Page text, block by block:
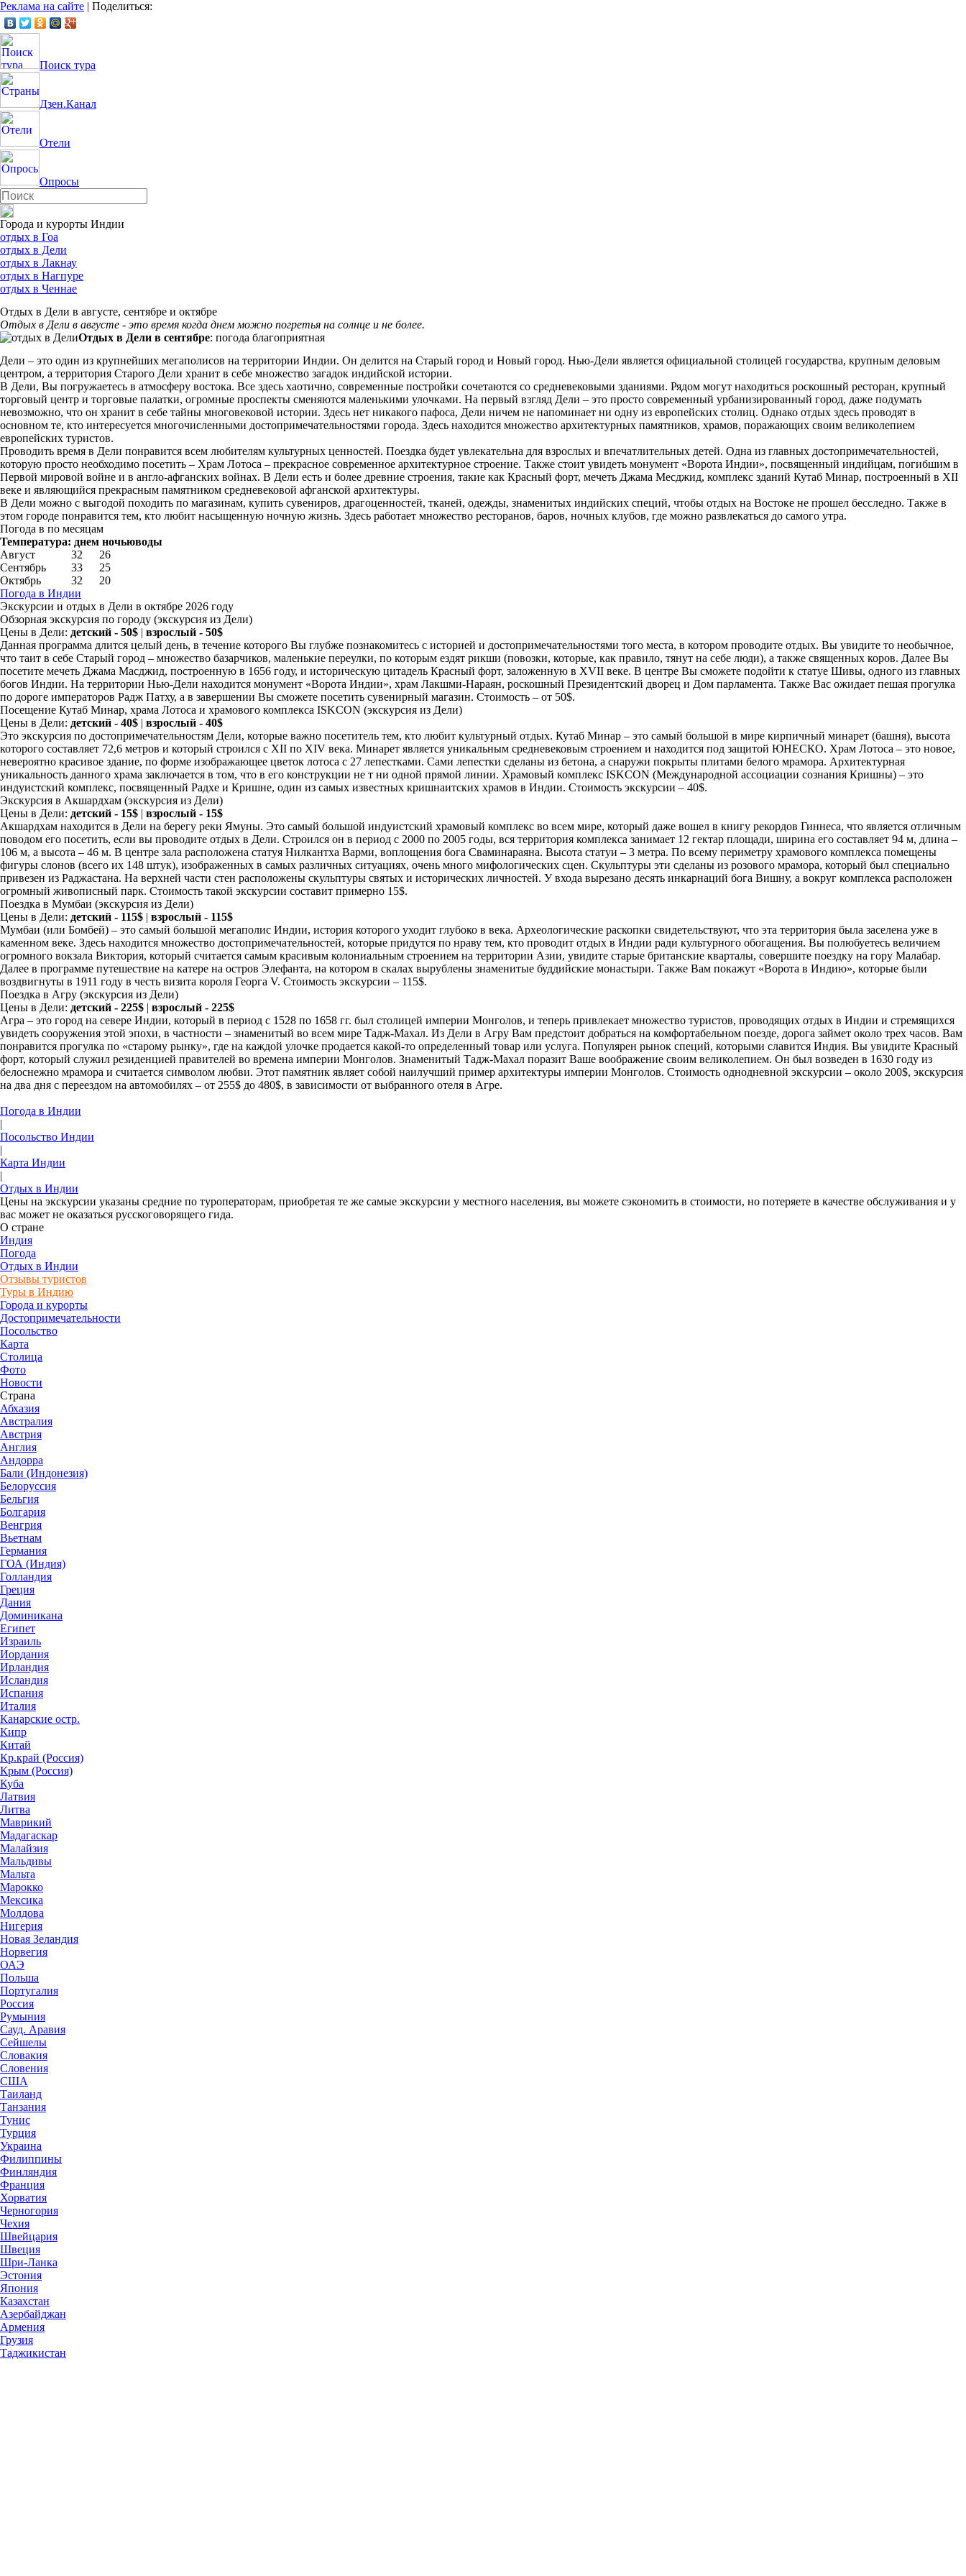
Реклама на сайте | Поделиться:
Поиск тура
Дзен.Канал
Отели
Опросы
Города и курорты Индии
отдых в Гоа
отдых в Дели
отдых в Лакнау
отдых в Нагпуре
отдых в Ченнае
Отдых в Дели в августе, сентябре и октябре
Отдых в Дели в августе - это время когда днем можно погретья на солнце и не более.
Отдых в Дели в сентябре: погода благоприятная
Дели – это один из крупнейших мегаполисов на территории Индии. Он делится на Старый город и Новый город. Нью-Дели является официальной столицей государства, крупным деловым
центром, а территория Старого Дели хранит в себе множество загадок индийской истории.
В Дели, Вы погружаетесь в атмосферу востока. Все здесь хаотично, современные постройки сочетаются со средневековыми зданиями. Рядом могут находиться роскошный ресторан, крупный
торговый центр и торговые палатки, огромные проспекты сменяются маленькими улочками. На первый взгляд Дели – это просто современный урбанизированный город, даже подумать
невозможно, что он хранит в себе тайны многовековой истории. Здесь нет никакого пафоса, Дели ничем не напоминает ни одну из европейских столиц. Однако отдых здесь проводят в
основном те, кто интересуется многочисленными достопримечательностями города. Здесь находится множество архитектурных памятников, храмов, поражающих своим великолепием
европейских туристов.
Проводить время в Дели понравится всем любителям культурных ценностей. Поездка будет увлекательна для взрослых и впечатлительных детей. Одна из главных достопримечательностей,
которую просто необходимо посетить – Храм Лотоса – прекрасное современное архитектурное строение. Также стоит увидеть монумент «Ворота Индии», посвященный индийцам, погибшим в
Первой мировой войне и в англо-афганских войнах. В Дели есть и более древние строения, такие как Красный форт, мечеть Джама Месджид, комплекс зданий Кутаб Минар, построенный в XII
веке и являющийся прекрасным памятником средневековой афганской архитектуры.
В Дели можно с выгодой походить по магазинам, купить сувениров, драгоценностей, тканей, одежды, знаменитых индийских специй, чтобы отдых на Востоке не прошел бесследно. Также в
этом городе понравится тем, кто любит насыщенную ночную жизнь. Здесь работает множество ресторанов, баров, ночных клубов, где можно развлекаться до самого утра.
Погода в по месяцам
Температура: днем ночьюводы
Август
32
26
Сентябрь
33
25
Октябрь
32
20
Погода в Индии
Экскурсии и отдых в Дели в октябре 2026 году
Обзорная экскурсия по городу (экскурсия из Дели)
Цены в Дели: детский - 50$ | взрослый - 50$
Данная программа длится целый день, в течение которого Вы глубже познакомитесь с историей и достопримечательностями того места, в котором проводите отдых. Вы увидите то необычное,
что таит в себе Старый город – множество базарчиков, маленькие переулки, по которым ездят рикши (повозки, которые, как правило, тянут на себе люди), а также священных коров. Далее Вы
посетите мечеть Джама Масджид, построенную в 1656 году, и историческую цитадель Красный форт, заложенную в XVII веке. В центре Вы сможете подойти к статуе Шивы, одного из главных
богов Индии. На территории Нью-Дели находится монумент «Ворота Индии», храм Лакшми-Нараян, роскошный Президентский дворец и Дом парламента. Также Вас ожидает пешая прогулка
по дороге императоров Радж Патху, а в завершении Вы сможете посетить сувенирный магазин. Стоимость – от 50$.
Посещение Кутаб Минар, храма Лотоса и храмового комплекса ISKCON (экскурсия из Дели)
Цены в Дели: детский - 40$ | взрослый - 40$
Это экскурсия по достопримечательностям Дели, которые важно посетитель тем, кто любит культурный отдых. Кутаб Минар – это самый большой в мире кирпичный минарет (башня), высота
которого составляет 72,6 метров и который строился с XII по XIV века. Минарет является уникальным средневековым строением и находится под защитой ЮНЕСКО. Храм Лотоса – это новое,
невероятно красивое здание, по форме изображающее цветок лотоса с 27 лепестками. Сами лепестки сделаны из бетона, а снаружи покрыты плитами белого мрамора. Архитектурная
уникальность данного храма заключается в том, что в его конструкции не т ни одной прямой линии. Храмовый комплекс ISKCON (Международной ассоциации сознания Кришны) – это
индуистский комплекс, посвященный Радхе и Кришне, один из самых известных кришнаитских храмов в Индии. Стоимость экскурсии – 40$.
Экскурсия в Акшардхам (экскурсия из Дели)
Цены в Дели: детский - 15$ | взрослый - 15$
Акшардхам находится в Дели на берегу реки Ямуны. Это самый большой индуистский храмовый комплекс во всем мире, который даже вошел в книгу рекордов Гиннеса, что является отличным
поводом его посетить, если вы проводите отдых в Дели. Строился он в период с 2000 по 2005 годы, вся территория комплекса занимает 12 гектар площади, ширина его составляет 94 м, длина –
106 м, а высота – 46 м. В центре зала расположена статуя Нилкантха Варми, воплощения бога Сваминараяна. Высота статуи – 3 метра. По всему периметру храмового комплекса помещены
фигуры слонов (всего их 148 штук), изображенных в самых различных ситуациях, очень много мифологических сцен. Скульптуры эти сделаны из розового мрамора, который был специально
привезен из Раджастана. На верхней части стен расположены скульптуры святых и исторических личностей. У входа вырезано десять инкарнаций бога Вишну, а вокруг комплекса расположен
огромный живописный парк. Стоимость такой экскурсии составит примерно 15$.
Поездка в Мумбаи (экскурсия из Дели)
Цены в Дели: детский - 115$ | взрослый - 115$
Мумбаи (или Бомбей) – это самый большой мегаполис Индии, история которого уходит глубоко в века. Археологические раскопки свидетельствуют, что эта территория была заселена уже в
каменном веке. Здесь находится множество достопримечательностей, которые придутся по нраву тем, кто проводит отдых в Индии ради культурного обогащения. Вы полюбуетесь величием
огромного вокзала Виктория, который считается самым красивым колониальным строением на территории Азии, увидите старые британские кварталы, совершите поездку на гору Малабар.
Далее в программе путешествие на катере на остров Элефанта, на котором в скалах вырублены знаменитые буддийские монастыри. Также Вам покажут «Ворота в Индию», которые были
воздвигнуты в 1911 году в честь визита короля Георга V. Стоимость экскурсии – 115$.
Поездка в Агру (экскурсия из Дели)
Цены в Дели: детский - 225$ | взрослый - 225$
Агра – это город на севере Индии, который в период с 1528 по 1658 гг. был столицей империи Монголов, и теперь привлекает множество туристов, проводящих отдых в Индии и стремящихся
увидеть сооружения этой эпохи, в частности – знаменитый во всем мире Тадж-Махал. Из Дели в Агру Вам предстоит добраться на комфортабельном поезде, дорога займет около трех часов. Вам
понравится прогулка по «старому рынку», где на каждой улочке продается какой-то определенный товар или услуга. Популярен рынок специй, которыми славится Индия. Вы увидите Красный
форт, который служил резиденцией правителей во времена империи Монголов. Знаменитый Тадж-Махал поразит Ваше воображение своим великолепием. Он был возведен в 1630 году из
белоснежно мрамора и считается символом любви. Этот памятник являет собой наилучший пример архитектуры империи Монголов. Стоимость однодневной экскурсии – около 200$, экскурсия
на два дня с переездом на автомобилях – от 255$ до 480$, в зависимости от выбранного отеля в Агре.
Погода в Индии
|
Посольство Индии
|
Карта Индии
|
Отдых в Индии
Цены на экскурсии указаны средние по туроператорам, приобретая те же самые экскурсии у местного населения, вы можете сэкономить в стоимости, но потеряете в качестве обслуживания и у
вас может не оказаться русскоговорящего гида.
О стране
Индия
Погода
Отдых в Индии
Отзывы туристов
Туры в Индию
Города и курорты
Достопримечательности
Посольство
Карта
Столица
Фото
Новости
Страна
Абхазия
Австралия
Австрия
Англия
Андорра
Бали (Индонезия)
Белоруссия
Бельгия
Болгария
Венгрия
Вьетнам
Германия
ГОА (Индия)
Голландия
Греция
Дания
Доминикана
Египет
Израиль
Иордания
Ирландия
Исландия
Испания
Италия
Канарские остр.
Кипр
Китай
Кр.край (Россия)
Крым (Россия)
Куба
Латвия
Литва
Маврикий
Мадагаскар
Малайзия
Мальдивы
Мальта
Марокко
Мексика
Молдова
Нигерия
Новая Зеландия
Норвегия
ОАЭ
Польша
Португалия
Россия
Румыния
Сауд. Аравия
Сейшелы
Словакия
Словения
США
Таиланд
Танзания
Тунис
Турция
Украина
Филиппины
Финляндия
Франция
Хорватия
Черногория
Чехия
Швейцария
Швеция
Шри-Ланка
Эстония
Япония
Казахстан
Азербайджан
Армения
Грузия
Таджикистан